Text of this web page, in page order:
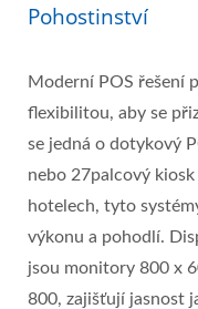
Pohostinství
Moderní POS řešení
flexibilitou, aby se
se jedná o dotykový
nebo 27palcový
hotelech, tyto
výkonu a pohodlí.
jsou monitory 800 x
800, zajišťují jasnost